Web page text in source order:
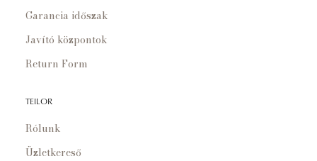
Garancia időszak
Javító központok
Return Form
TEILOR
Rólunk
Üzletkereső